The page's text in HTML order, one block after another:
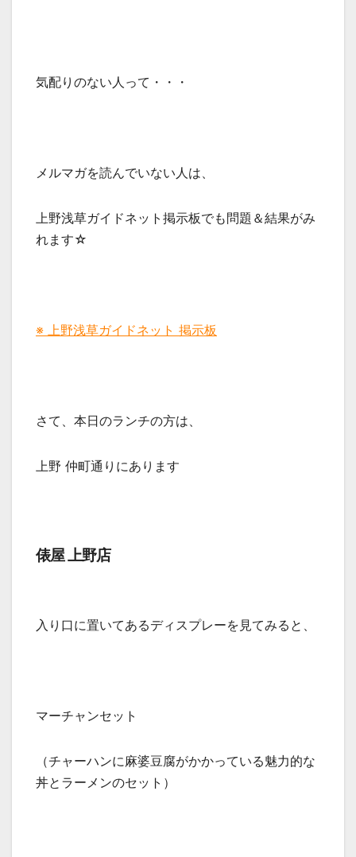
気配りのない人って・・・
メルマガを読んでいない人は、
上野浅草ガイドネット掲示板でも問題＆結果がみ
れます☆
※ 上野浅草ガイドネット 掲示板
さて、本日のランチの方は、
上野 仲町通りにあります
俵屋 上野店
入り口に置いてあるディスプレーを見てみると、
マーチャンセット
（チャーハンに麻婆豆腐がかかっている魅力的な
丼とラーメンのセット）